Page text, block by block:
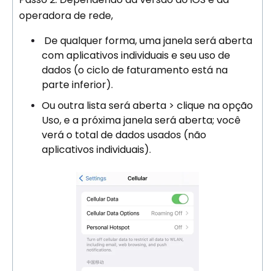
operadora de rede,
De qualquer forma, uma janela será aberta
com aplicativos individuais e seu uso de
dados (o ciclo de faturamento está na
parte inferior).
Ou outra lista será aberta > clique na opção
Uso, e a próxima janela será aberta; você
verá o total de dados usados ​​(não
aplicativos individuais).